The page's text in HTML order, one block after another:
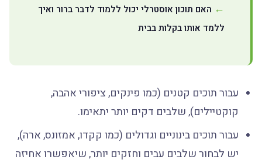
האם תוכון אוסטרלי יכול ללמוד לדבר ברור ואיך
ללמד אותו בקלות בבית
עבור תוכים קטנים (כמו פינקים, ציפורי אהבה,
קוקטיילים), שלבים דקים יותר יתאימו.
עבור תוכים בינוניים וגדולים (כמו קקדו, אמזונס, ארה),
יש לבחור שלבים עבים וחזקים יותר, שיאפשרו אחיזה